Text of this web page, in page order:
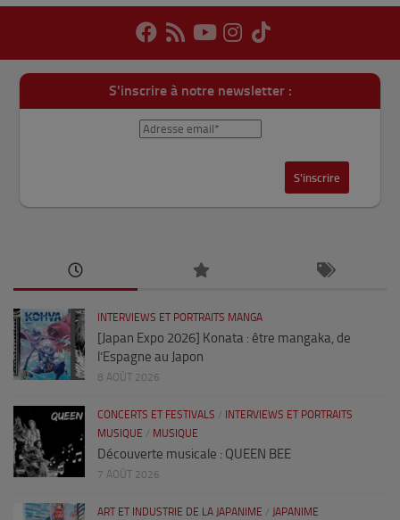
S'inscrire à notre newsletter :
INTERVIEWS ET PORTRAITS MANGA
[Japan Expo 2026] Konata : être mangaka, de
l’Espagne au Japon
8 AOÛT 2026
CONCERTS ET FESTIVALS / INTERVIEWS ET PORTRAITS
MUSIQUE / MUSIQUE
Découverte musicale : QUEEN BEE
7 AOÛT 2026
ART ET INDUSTRIE DE LA JAPANIME / JAPANIME